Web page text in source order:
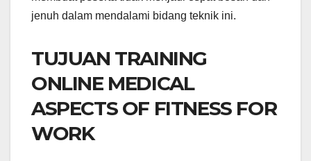
jenuh dalam mendalami bidang teknik ini.
TUJUAN TRAINING
ONLINE MEDICAL
ASPECTS OF FITNESS FOR
WORK